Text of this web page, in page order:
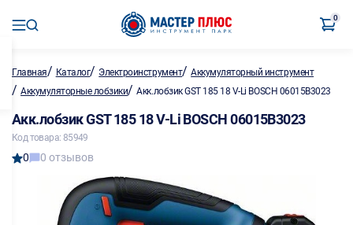
0
Главная/ Каталог/ Электроинструмент/Аккумуляторный инструмент
/ Аккумуляторные лобзики/Акк.лобзик GST 185 18 V-Li BOSCH 06015B3023
Акк.лобзик GST 185 18 V-Li BOSCH 06015B3023
Код товара: 85949
0 0 отзывов